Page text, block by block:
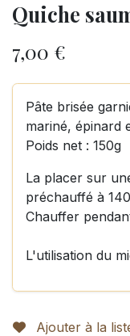
Quiche
7,00 €
Pâte brisée
mariné, épinard
Poids net : 150g
La placer sur
préchauffé à
Chauffer
L'utilisation du
Ajouter à la